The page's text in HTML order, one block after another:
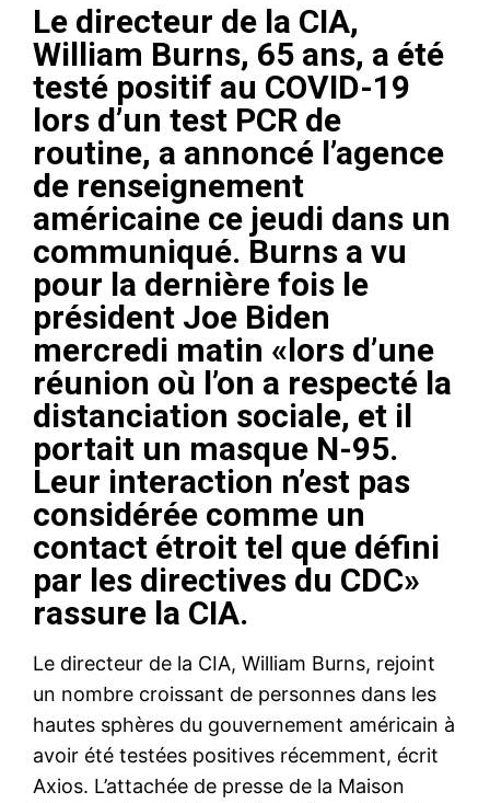
Le directeur de la CIA,
William Burns, 65 ans, a été
testé positif au COVID-19
lors d’un test PCR de
routine, a annoncé l’agence
de renseignement
américaine ce jeudi dans un
communiqué. Burns a vu
pour la dernière fois le
président Joe Biden
mercredi matin «lors d’une
réunion où l’on a respecté la
distanciation sociale, et il
portait un masque N-95.
Leur interaction n’est pas
considérée comme un
contact étroit tel que défini
par les directives du CDC»
rassure la CIA.
Le directeur de la CIA, William Burns, rejoint
un nombre croissant de personnes dans les
hautes sphères du gouvernement américain à
avoir été testées positives récemment, écrit
Axios. L’attachée de presse de la Maison